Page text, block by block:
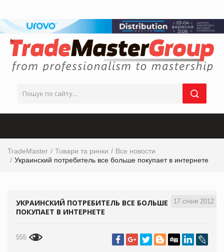
TradeMaster Товари та ринки
Все новости
Украинский потребитель все больше покупает в интернете
17 січня 2012
УКРАИНСКИЙ ПОТРЕБИТЕЛЬ ВСЕ БОЛЬШЕ
ПОКУПАЕТ В ИНТЕРНЕТЕ
555